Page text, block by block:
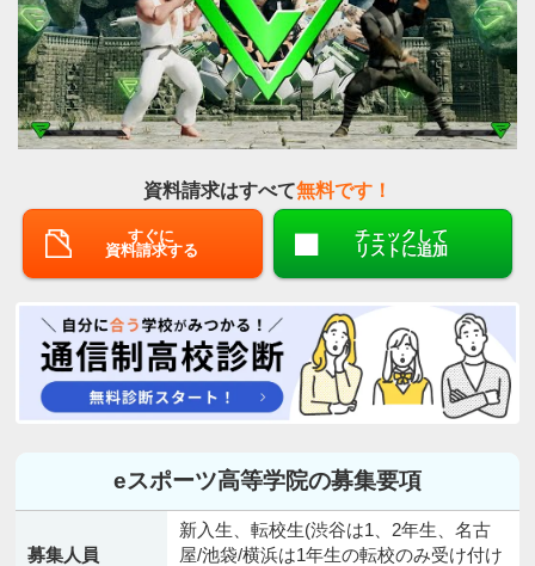
資料請求はすべて無料です！
すぐに
資料請求する
チェックして
リストに追加
eスポーツ高等学院の募集要項
募集人員
新入生、転校生(渋谷は1、2年生、名古
屋/池袋/横浜は1年生の転校のみ受け付け